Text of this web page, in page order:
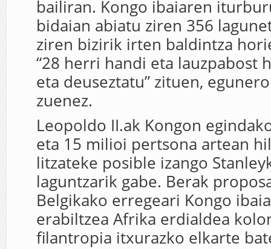
bailiran. Kongo ibaiaren
bidaian abiatu ziren 356
ziren bizirik irten baldintza
“28 herri handi eta lauzpabost
eta deuseztatu” zituen,
zuenez.
Leopoldo II.ak Kongon
eta 15 milioi pertsona artean
litzateke posible izango
laguntzarik gabe. Berak
Belgikako erregeari Kongo
erabiltzea Afrika erdialdea
filantropia itxurazko elkarte